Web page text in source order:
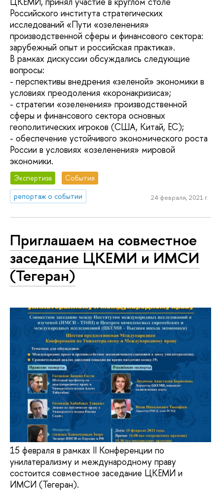
Российского института стратегических
исследований «Пути «озеленения»
производственной сферы и финансового сектора:
зарубежный опыт и российская практика».
В рамках дискуссии обсуждались следующие
вопросы:
- перспективы внедрения «зеленой» экономики в
условиях преодоления «коронакризиса»;
- стратегии «озеленения» производственной
сферы и финансового сектора основных
геополитических игроков (США, Китай, ЕС);
- обеспечение устойчивого экономического роста
России в условиях «озеленения» мировой
экономики.
Экспертиза
События
репортаж о событии
24 февраля, 2021 г.
Приглашаем на совместное
заседание ЦКЕМИ и ИМСИ
(Тегеран)
15 февраля в рамках II Конференции по
унилатерализму и международному праву
состоится совместное заседание ЦКЕМИ и
ИМСИ (Тегеран).